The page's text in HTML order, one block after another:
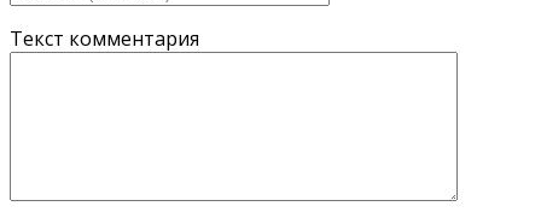
Текст комментария